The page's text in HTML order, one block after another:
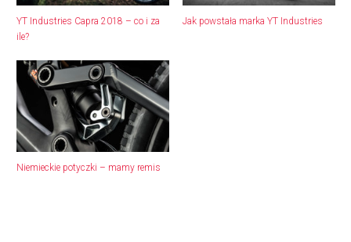
YT Industries Capra 2018 – co i za
ile?
Jak powstała marka YT Industries
Niemieckie potyczki – mamy remis